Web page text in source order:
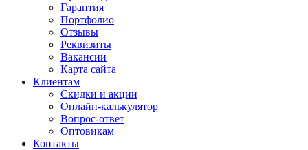
Гарантия
Портфолио
Отзывы
Реквизиты
Вакансии
Карта сайта
Клиентам
Скидки и акции
Онлайн-калькулятор
Вопрос-ответ
Оптовикам
Контакты